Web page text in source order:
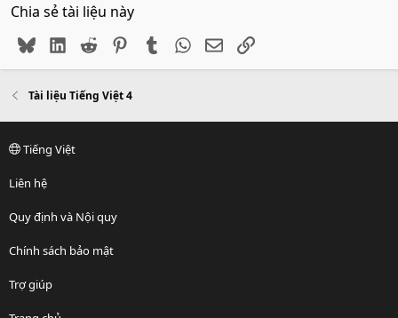
Chia sẻ tài liệu này
BlueskyLinkedIn
Reddit PinterestTumblr WhatsApp
EmailLink
Tài liệu Tiếng Việt 4
Tiếng Việt
Liên hệ
Quy định và Nội quy
Chính sách bảo mật
Trợ giúp